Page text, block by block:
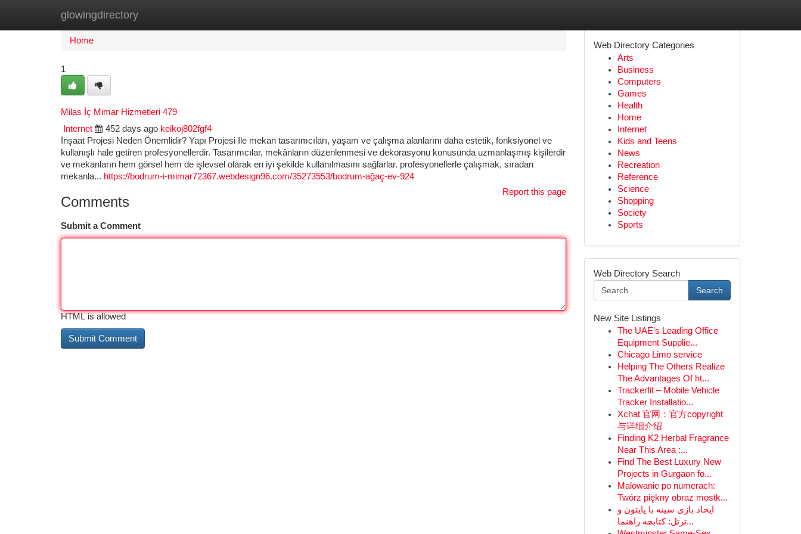
glowingdirectory
Home New Site Listings
Home
1
Milas İç Mimar Hizmetleri 479
Internet
452 days ago keikoj802fgf4
İnşaat Projesi Neden Önemlidir? Yapı Projesi Ile mekan tasarımcıları, yaşam ve çalışma alanlarını daha estetik, fonksiyonel ve
kullanışlı hale getiren profesyonellerdir. Tasarımcılar, mekânların düzenlenmesi ve dekorasyonu konusunda uzmanlaşmış kişilerdir
ve mekanların hem görsel hem de işlevsel olarak en iyi şekilde kullanılmasını sağlarlar. profesyonellerle çalışmak, sıradan
mekanla... https://bodrum-i-mimar72367.webdesign96.com/35273553/bodrum-ağaç-ev-924
Report this page
Comments
Submit a Comment
HTML is allowed
Web Directory Categories
Arts
Business
Computers
Games
Health
Home
Internet
Kids and Teens
News
Recreation
Reference
Science
Shopping
Society
Sports
Web Directory Search
Search
New Site Listings
The UAE’s Leading Office
Equipment Supplie...
Chicago Limo service
Helping The Others Realize
The Advantages Of ht...
Trackerfit – Mobile Vehicle
Tracker Installatio...
Xchat 官网：官方copyright
与详细介绍
Finding K2 Herbal Fragrance
Near This Area :...
Find The Best Luxury New
Projects in Gurgaon fo...
Malowanie po numerach:
Twórz piękny obraz mostk...
ایجاد بازی سینه با پایتون و
ترتل: کتابچه راهنما...